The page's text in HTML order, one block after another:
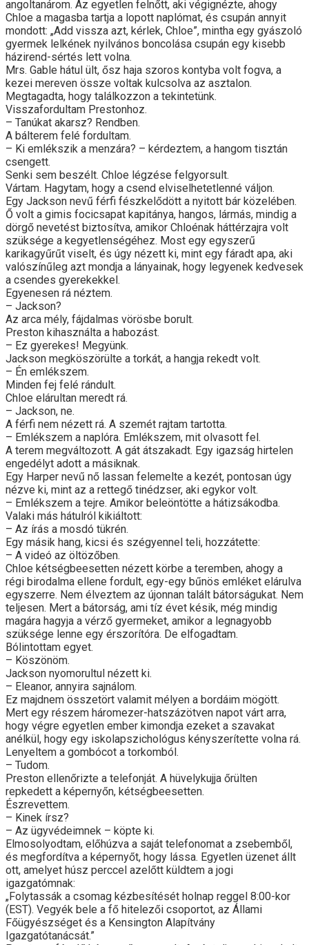
angoltanárom. Az egyetlen felnőtt, aki végignézte, ahogy
Chloe a magasba tartja a lopott naplómat, és csupán annyit
mondott: „Add vissza azt, kérlek, Chloe”, mintha egy gyászoló
gyermek lelkének nyilvános boncolása csupán egy kisebb
házirend-sértés lett volna.
Mrs. Gable hátul ült, ősz haja szoros kontyba volt fogva, a
kezei mereven össze voltak kulcsolva az asztalon.
Megtagadta, hogy találkozzon a tekintetünk.
Visszafordultam Prestonhoz.
– Tanúkat akarsz? Rendben.
A bálterem felé fordultam.
– Ki emlékszik a menzára? – kérdeztem, a hangom tisztán
csengett.
Senki sem beszélt. Chloe légzése felgyorsult.
Vártam. Hagytam, hogy a csend elviselhetetlenné váljon.
Egy Jackson nevű férfi fészkelődött a nyitott bár közelében.
Ő volt a gimis focicsapat kapitánya, hangos, lármás, mindig a
dörgő nevetést biztosítva, amikor Chloénak háttérzajra volt
szüksége a kegyetlenségéhez. Most egy egyszerű
karikagyűrűt viselt, és úgy nézett ki, mint egy fáradt apa, aki
valószínűleg azt mondja a lányainak, hogy legyenek kedvesek
a csendes gyerekekkel.
Egyenesen rá néztem.
– Jackson?
Az arca mély, fájdalmas vörösbe borult.
Preston kihasználta a habozást.
– Ez gyerekes! Megyünk.
Jackson megköszörülte a torkát, a hangja rekedt volt.
– Én emlékszem.
Minden fej felé rándult.
Chloe elárultan meredt rá.
– Jackson, ne.
A férfi nem nézett rá. A szemét rajtam tartotta.
– Emlékszem a naplóra. Emlékszem, mit olvasott fel.
A terem megváltozott. A gát átszakadt. Egy igazság hirtelen
engedélyt adott a másiknak.
Egy Harper nevű nő lassan felemelte a kezét, pontosan úgy
nézve ki, mint az a rettegő tinédzser, aki egykor volt.
– Emlékszem a tejre. Amikor beleöntötte a hátizsákodba.
Valaki más hátulról kikiáltott:
– Az írás a mosdó tükrén.
Egy másik hang, kicsi és szégyennel teli, hozzátette:
– A videó az öltözőben.
Chloe kétségbeesetten nézett körbe a teremben, ahogy a
régi birodalma ellene fordult, egy-egy bűnös emléket elárulva
egyszerre. Nem élveztem az újonnan talált bátorságukat. Nem
teljesen. Mert a bátorság, ami tíz évet késik, még mindig
magára hagyja a vérző gyermeket, amikor a legnagyobb
szüksége lenne egy érszorítóra. De elfogadtam.
Bólintottam egyet.
– Köszönöm.
Jackson nyomorultul nézett ki.
– Eleanor, annyira sajnálom.
Ez majdnem összetört valamit mélyen a bordáim mögött.
Mert egy részem háromezer-hatszázötven napot várt arra,
hogy végre egyetlen ember kimondja ezeket a szavakat
anélkül, hogy egy iskolapszichológus kényszerítette volna rá.
Lenyeltem a gombócot a torkomból.
– Tudom.
Preston ellenőrizte a telefonját. A hüvelykujja őrülten
repkedett a képernyőn, kétségbeesetten.
Észrevettem.
– Kinek írsz?
– Az ügyvédeimnek – köpte ki.
Elmosolyodtam, előhúzva a saját telefonomat a zsebemből,
és megfordítva a képernyőt, hogy lássa. Egyetlen üzenet állt
ott, amelyet húsz perccel azelőtt küldtem a jogi
igazgatómnak:
„Folytassák a csomag kézbesítését holnap reggel 8:00-kor
(EST). Vegyék bele a fő hitelezői csoportot, az Állami
Főügyészséget és a Kensington Alapítvány
Igazgatótanácsát.”